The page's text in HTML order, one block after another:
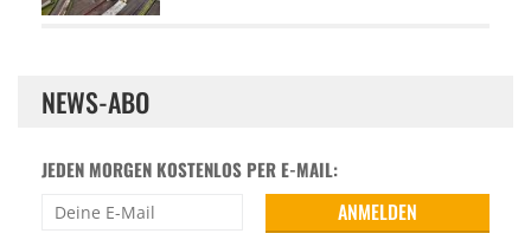
NEWS-ABO
JEDEN MORGEN KOSTENLOS PER E-MAIL: